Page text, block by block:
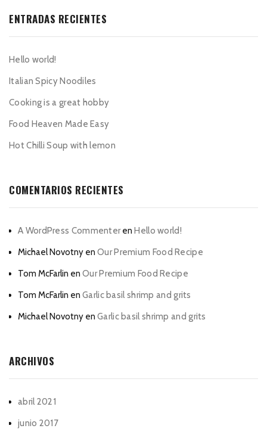
ENTRADAS RECIENTES
Hello world!
Italian Spicy Noodiles
Cooking is a great hobby
Food Heaven Made Easy
Hot Chilli Soup with lemon
COMENTARIOS RECIENTES
A WordPress CommenterenHello world!
Michael Novotny en Our Premium Food Recipe
Tom McFarlin en Our Premium Food Recipe
Tom McFarlin en Garlic basil shrimp and grits
Michael Novotny en Garlic basil shrimp and grits
ARCHIVOS
abril 2021
junio 2017